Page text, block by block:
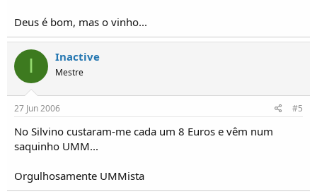
Deus é bom, mas o vinho...
I Inactive
Mestre
27 Jun 2006 #5
No Silvino custaram-me cada um 8 Euros e vêm num
saquinho UMM...
Orgulhosamente UMMista